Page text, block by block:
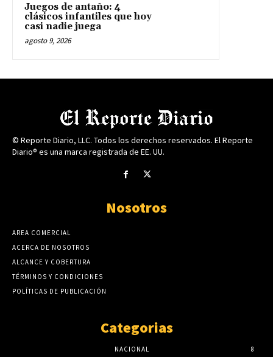
Juegos de antaño: 4
clásicos infantiles que hoy
casi nadie juega
agosto 9, 2026
© Reporte Diario, LLC. Todos los derechos reservados. El Reporte
Diario® es una marca registrada de EE. UU.
Nosotros
AREA COMERCIAL
ACERCA DE NOSOTROS
ALCANCE Y COBERTURA
TÉRMINOS Y CONDICIONES
POLÍTICAS DE PUBLICACIÓN
Categorias
NACIONAL 8